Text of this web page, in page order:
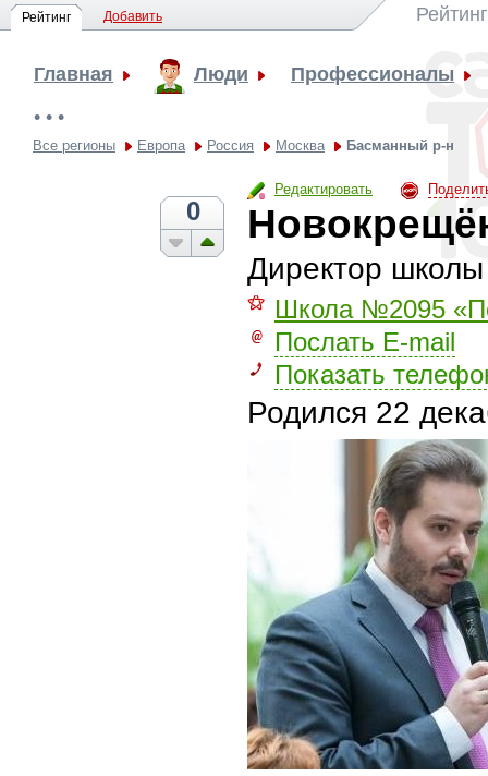
Рейтинг Добавить
Главная Люди Профессионалы
• • •
Все регионы Европа Россия Москва Басманный р-н
Редактировать
0
Директор
⚝
Школа №2095
Послать E-mail
Показать
Родился 22